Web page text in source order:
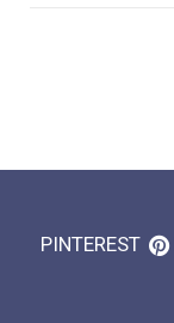
PINTEREST